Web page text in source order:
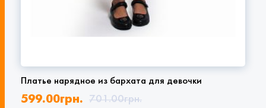
Платье нарядное из бархата для девочки
701.00грн.
599.00грн.